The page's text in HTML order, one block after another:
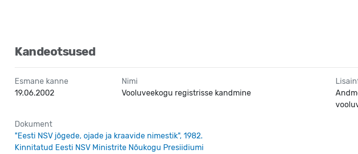
Kandeotsused
Esmane kanne
19.06.2002
Nimi
Vooluveekogu registrisse kandmine
Dokument
"Eesti NSV jõgede, ojade ja kraavide nimestik", 1982.
Kinnitatud Eesti NSV Ministrite Nõukogu Presiidiumi